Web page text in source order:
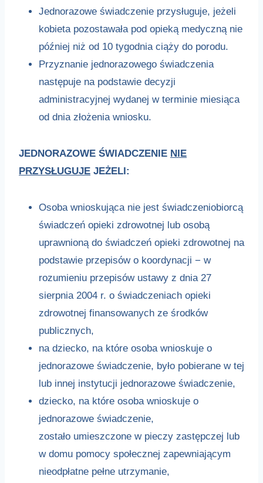
Jednorazowe świadczenie przysługuje, jeżeli
kobieta pozostawała pod opieką medyczną nie
później niż od 10 tygodnia ciąży do porodu.
Przyznanie jednorazowego świadczenia
następuje na podstawie decyzji
administracyjnej wydanej w terminie miesiąca
od dnia złożenia wniosku.
JEDNORAZOWE ŚWIADCZENIE NIE
PRZYSŁUGUJE JEŻELI:
Osoba wnioskująca nie jest świadczeniobiorcą
świadczeń opieki zdrowotnej lub osobą
uprawnioną do świadczeń opieki zdrowotnej na
podstawie przepisów o koordynacji − w
rozumieniu przepisów ustawy z dnia 27
sierpnia 2004 r. o świadczeniach opieki
zdrowotnej finansowanych ze środków
publicznych,
na dziecko, na które osoba wnioskuje o
jednorazowe świadczenie, było pobierane w tej
lub innej instytucji jednorazowe świadczenie,
dziecko, na które osoba wnioskuje o
jednorazowe świadczenie,
zostało umieszczone w pieczy zastępczej lub
w domu pomocy społecznej zapewniającym
nieodpłatne pełne utrzymanie,